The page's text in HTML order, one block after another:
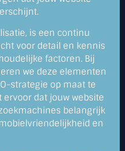
is een continu
voor detail en kennis
factoren. Bij
we deze elementen
strategie op maat te
dat jouw website
belangrijk
en